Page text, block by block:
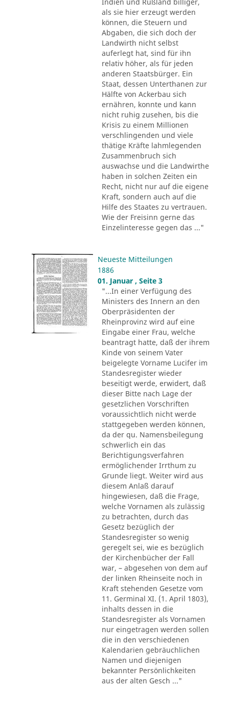
als sie hier erzeugt werden
können, die Steuern und
Abgaben, die sich doch der
Landwirth nicht selbst
auferlegt hat, sind für ihn
relativ höher, als für jeden
anderen Staatsbürger. Ein
Staat, dessen Unterthanen zur
Hälfte von Ackerbau sich
ernähren, konnte und kann
nicht ruhig zusehen, bis die
Krisis zu einem Millionen
verschlingenden und viele
thätige Kräfte lahmlegenden
Zusammenbruch sich
auswachse und die Landwirthe
haben in solchen Zeiten ein
Recht, nicht nur auf die eigene
Kraft, sondern auch auf die
Hilfe des Staates zu vertrauen.
Wie der Freisinn gerne das
Einzelinteresse gegen das ..."
Neueste Mitteilungen
1886
01. Januar , Seite 3
"...In einer Verfügung des
Ministers des Innern an den
Oberpräsidenten der
Rheinprovinz wird auf eine
Eingabe einer Frau, welche
beantragt hatte, daß der ihrem
Kinde von seinem Vater
beigelegte Vorname Lucifer im
Standesregister wieder
beseitigt werde, erwidert, daß
dieser Bitte nach Lage der
gesetzlichen Vorschriften
voraussichtlich nicht werde
stattgegeben werden können,
da der qu. Namensbeilegung
schwerlich ein das
Berichtigungsverfahren
ermöglichender Irrthum zu
Grunde liegt. Weiter wird aus
diesem Anlaß darauf
hingewiesen, daß die Frage,
welche Vornamen als zulässig
zu betrachten, durch das
Gesetz bezüglich der
Standesregister so wenig
geregelt sei, wie es bezüglich
der Kirchenbücher der Fall
war, – abgesehen von dem auf
der linken Rheinseite noch in
Kraft stehenden Gesetze vom
11. Germinal XI. (1. April 1803),
inhalts dessen in die
Standesregister als Vornamen
nur eingetragen werden sollen
die in den verschiedenen
Kalendarien gebräuchlichen
Namen und diejenigen
bekannter Persönlichkeiten
aus der alten Gesch ..."